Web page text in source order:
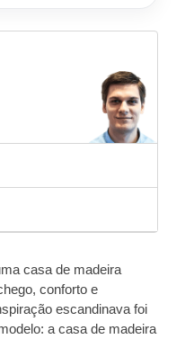
casa de madeira
conforto e
escandinava foi
a casa de madeira